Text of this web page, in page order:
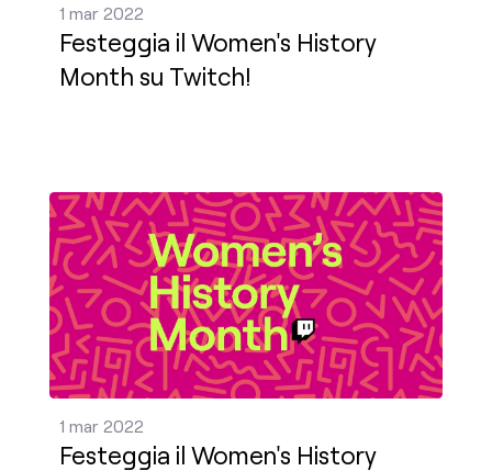
1 mar 2022
Festeggia il Women's History
Month su Twitch!
1 mar 2022
Festeggia il Women's History
Festeggia il Women's History Month su Twitch!